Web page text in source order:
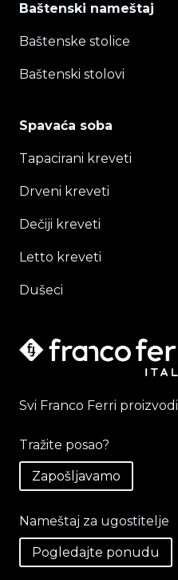
Baštenski nameštaj
Baštenske stolice
Baštenski stolovi
Spavaća soba
Tapacirani kreveti
Drveni kreveti
Dečiji kreveti
Letto kreveti
Dušeci
Svi Franco Ferri proizvodi
Tražite posao?
Zapošljavamo
Nameštaj za ugostitelje
Pogledajte ponudu